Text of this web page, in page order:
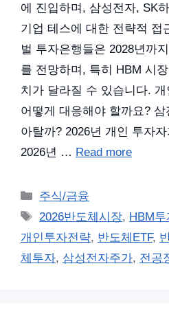
에 진입하며, 삼성전자, SK
기업 테스에 대한 전략적 접
벌 투자은행들은 2028년까
를 전망하며, 특히 HBM 시
치가 달라질 수 있습니다.
어떻게 대응해야 할까요?
아탈까? 2026년 개인 투자
2026년 … Read more
카
테
리
주식/금융
태
그
2026반도체시장, HBM투
개인투자전략, 반도체ETF,
체투자, 삼성전자주가, 전공